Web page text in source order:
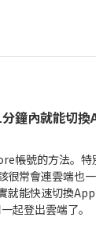
鐘內就能切換
帳號的方法。特
常會連雲端也
就能快速切換
起登出雲端了。